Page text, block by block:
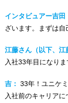
インタビュアー吉田
ざいます。まずは自
江藤さん（以下、江
入社33年目になり
吉： 33年！ユニケ
入社前のキャリア